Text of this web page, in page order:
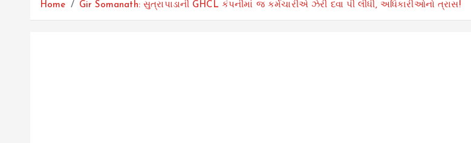
Home Gir Somanath: સુત્રાપાડાની GHCL કંપનીમાં જ કર્મચારીએ ઝેરી દવા પી લીધી, અધિકારીઓનો ત્રાસ!